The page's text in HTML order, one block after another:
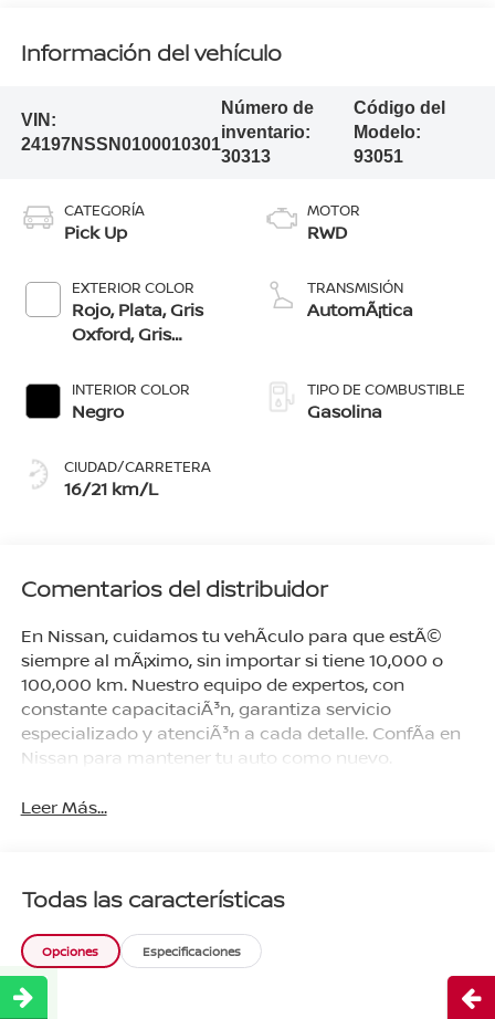
Información del vehículo
VIN:
24197NSSN0100010301
Número de
inventario:
30313
Código del
Modelo:
93051
CATEGORÍA
Pick Up
EXTERIOR COLOR
Rojo, Plata, Gris
Oxford, Gris
Blanco
INTERIOR COLOR
Negro
CIUDAD/CARRETERA
16/21 km/L
MOTOR
RWD
TRANSMISIÓN
AutomÃ¡tica
TIPO DE COMBUSTIBLE
Gasolina
Comentarios del distribuidor
En Nissan, cuidamos tu vehÃ­culo para que estÃ©
siempre al mÃ¡ximo, sin importar si tiene 10,000 o
100,000 km. Nuestro equipo de expertos, con
constante capacitaciÃ³n, garantiza servicio
especializado y atenciÃ³n a cada detalle. ConfÃ­a en
Nissan para mantener tu auto como nuevo.
Leer Más...
Todas las características
Opciones Especificaciones